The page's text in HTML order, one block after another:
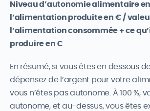
Niveau d’autonomie alimentaire
l’alimentation produite en € /
l’alimentation consommée + ce
produire en €
En résumé, si vous êtes en dessous de
dépensez de l’argent pour votre
vous n’êtes pas autonome. À 100 %,
autonome, et au-dessus, vous êtes